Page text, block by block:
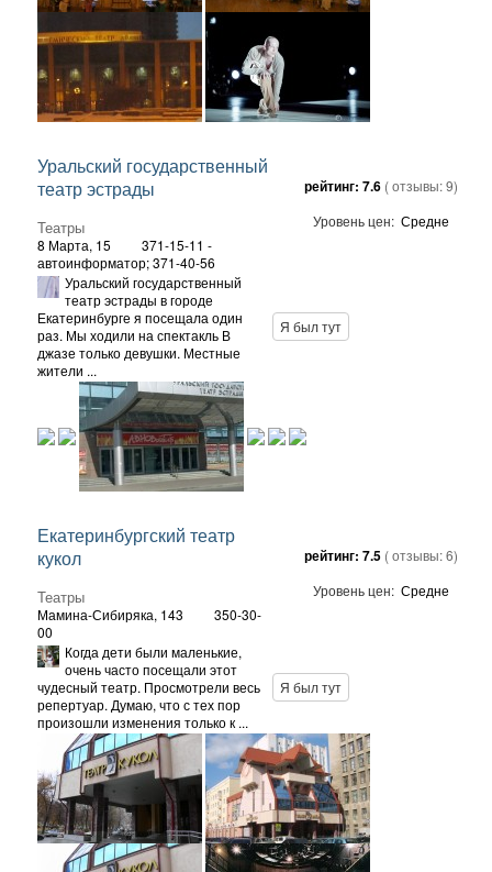
Уральский государственный
театр эстрады
Театры
8 Марта, 15
371-15-11 -
автоинформатор; 371-40-56
рейтинг: 7.6 ( отзывы:9)
Уровень цен: Средне
Уральский государственный
театр эстрады в городе
Екатеринбурге я посещала один
раз. Мы ходили на спектакль В
джазе только девушки. Местные
жители ...
Я был тут
Екатеринбургский театр
кукол
Театры
Мамина-Сибиряка, 143
350-30-
00
рейтинг: 7.5 ( отзывы:6)
Уровень цен: Средне
Когда дети были маленькие,
очень часто посещали этот
чудесный театр. Просмотрели весь
репертуар. Думаю, что с тех пор
произошли изменения только к ...
Я был тут